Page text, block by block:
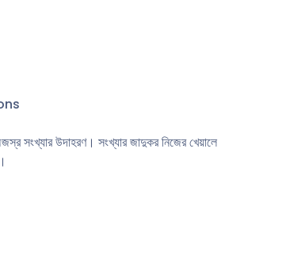
সংখ্যার উদাহরণ। সংখ্যার জাদুকর নিজের খেয়ালে